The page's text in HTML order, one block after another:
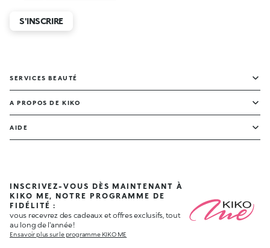
S'INSCRIRE
SERVICES BEAUTÉ
A PROPOS DE KIKO
AIDE
INSCRIVEZ-VOUS DÈS MAINTENANT À
KIKO ME, NOTRE PROGRAMME DE
FIDÉLITÉ :
vous recevrez des cadeaux et offres exclusifs, tout
au long de l'année !
En savoir plus sur le programme KIKO ME